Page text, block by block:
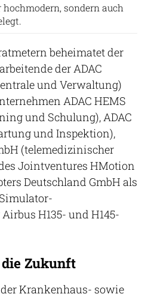
sondern auch
beheimatet der
der ADAC
und Verwaltung)
ADAC HEMS
und Schulung), ADAC
und Inspektion),
(telemedizinischer
Jointventures HMotion
Deutschland GmbH als
H135- und H145-
Zukunft
Krankenhaus- sowie